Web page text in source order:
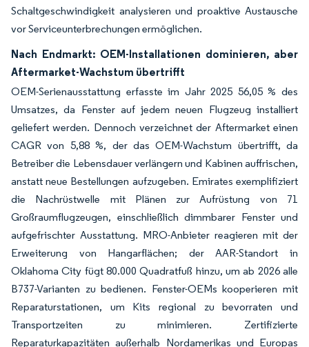
Schaltgeschwindigkeit analysieren und proaktive Austausche
vor Serviceunterbrechungen ermöglichen.
Nach Endmarkt: OEM-Installationen dominieren, aber
Aftermarket-Wachstum übertrifft
OEM-Serienausstattung erfasste im Jahr 2025 56,05 % des
Umsatzes, da Fenster auf jedem neuen Flugzeug installiert
geliefert werden. Dennoch verzeichnet der Aftermarket einen
CAGR von 5,88 %, der das OEM-Wachstum übertrifft, da
Betreiber die Lebensdauer verlängern und Kabinen auffrischen,
anstatt neue Bestellungen aufzugeben. Emirates exemplifiziert
die Nachrüstwelle mit Plänen zur Aufrüstung von 71
Großraumflugzeugen, einschließlich dimmbarer Fenster und
aufgefrischter Ausstattung. MRO-Anbieter reagieren mit der
Erweiterung von Hangarflächen; der AAR-Standort in
Oklahoma City fügt 80.000 Quadratfuß hinzu, um ab 2026 alle
B737-Varianten zu bedienen. Fenster-OEMs kooperieren mit
Reparaturstationen, um Kits regional zu bevorraten und
Transportzeiten zu minimieren. Zertifizierte
Reparaturkapazitäten außerhalb Nordamerikas und Europas